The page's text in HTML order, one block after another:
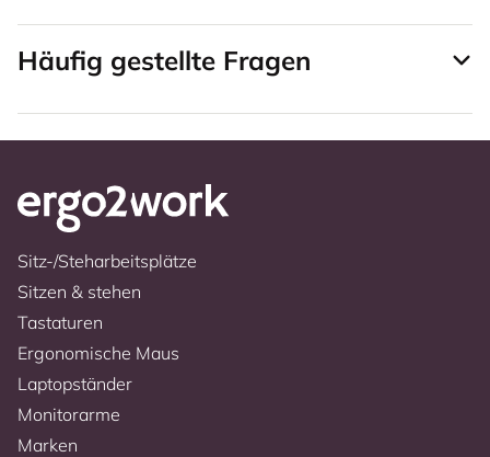
Häufig gestellte Fragen
Sitz-/Steharbeitsplätze
Sitzen & stehen
Tastaturen
Ergonomische Maus
Laptopständer
Monitorarme
Marken